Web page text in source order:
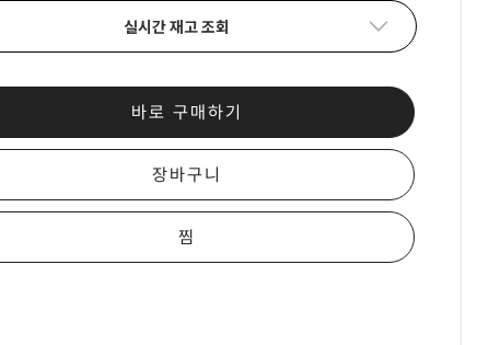
실시간 재고 조회
바로 구매하기
장바구니
찜